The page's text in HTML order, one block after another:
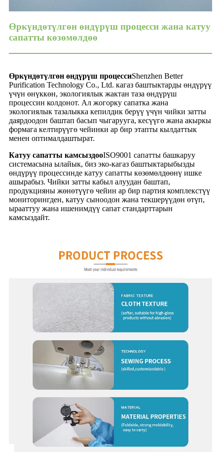
Өркүндөтүлгөн өндүрүш процесси жана катуу
сапатты көзөмөлдөө
Өркүндөтүлгөн өндүрүш процессиShenzhen Better
Purification Technology Co., Ltd. кагаз баштыктарды өндүрүү
үчүн өнүккөн, экологиялык жактан таза өндүрүш
процессин колдонот. Ал жогорку сапатка жана
экологиялык тазалыкка кепилдик берүү үчүн чийки затты
даярдоодон баштап басып чыгарууга, кесүүгө жана акыркы
формага келтирүүгө чейинки ар бир этапты кылдаттык
менен оптималдаштырат.
Катуу сапатты камсыздооISO9001 сапатты башкаруу
системасына ылайык, биз эко-кагаз баштыктарыбызды
өндүрүү процессинде катуу сапатты көзөмөлдөөнү ишке
ашырабыз. Чийки затты кабыл алуудан баштап,
продукцияны жөнөтүүгө чейин ар бир партия комплекстүү
мониторингден, катуу сыноодон жана текшерүүдөн өтүп,
ырааттуу жана ишенимдүү сапат стандарттарын
камсыздайт.